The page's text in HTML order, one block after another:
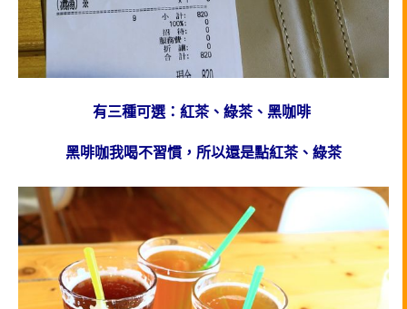
有三種可選：紅茶、綠茶、黑咖啡
黑啡咖我喝不習慣，所以還是點紅茶、綠茶